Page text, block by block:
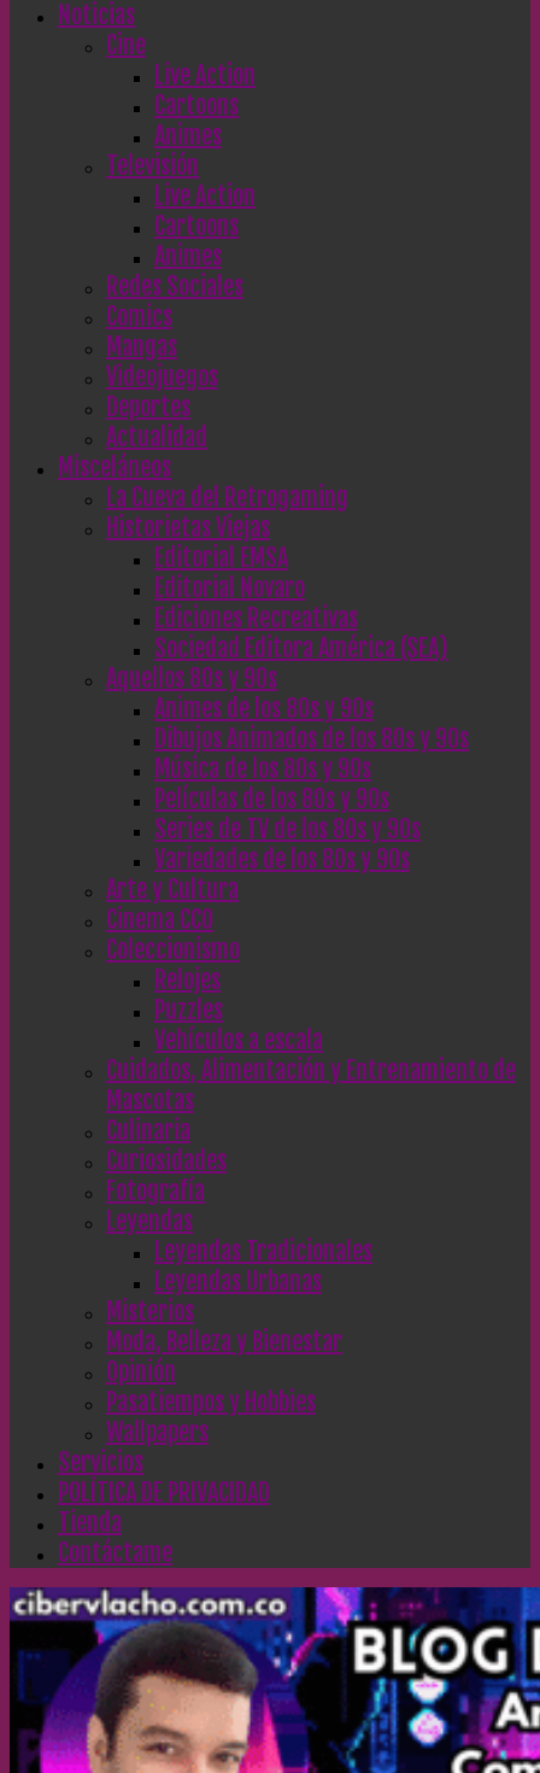
Noticias
Cine
Live Action
Cartoons
Animes
Televisión
Live Action
Cartoons
Animes
Redes Sociales
Comics
Mangas
Videojuegos
Deportes
Actualidad
Misceláneos
La Cueva del Retrogaming
Historietas Viejas
Editorial EMSA
Editorial Novaro
Ediciones Recreativas
Sociedad Editora América (SEA)
Aquellos 80s y 90s
Animes de los 80s y 90s
Dibujos Animados de los 80s y 90s
Música de los 80s y 90s
Películas de los 80s y 90s
Series de TV de los 80s y 90s
Variedades de los 80s y 90s
Arte y Cultura
Cinema CC0
Coleccionismo
Relojes
Puzzles
Vehículos a escala
Cuidados, Alimentación y Entrenamiento de
Mascotas
Culinaria
Curiosidades
Fotografía
Leyendas
Leyendas Tradicionales
Leyendas Urbanas
Misterios
Moda, Belleza y Bienestar
Opinión
Pasatiempos y Hobbies
Wallpapers
Servicios
POLÍTICA DE PRIVACIDAD
Tienda
Contáctame